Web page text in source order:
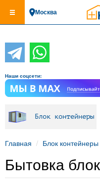
основному
Москва
Наши соцсети:
Блок контейнеры
Главная Блок контейнеры
Бытовка